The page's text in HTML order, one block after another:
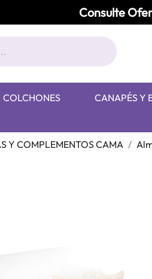
Consulte
COLCHONES CANAPÉS Y
Y COMPLEMENTOS CAMA